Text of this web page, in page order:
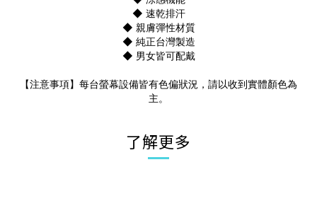
◆ 速乾排汗
◆ 親膚彈性材質
◆ 純正台灣製造
◆ 男女皆可配戴
【注意事項】每台螢幕設備皆有色偏狀況，請以收到實體顏色為
主。
了解更多